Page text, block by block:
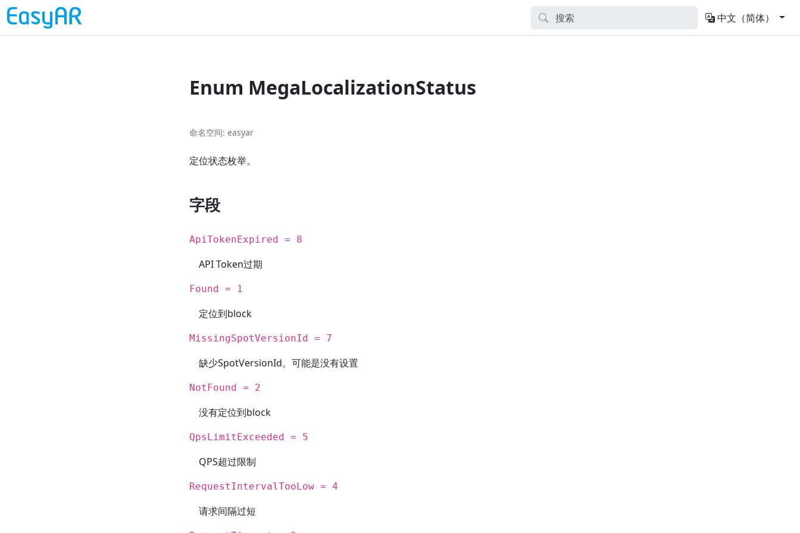
中文（简体）
Enum MegaLocalizationStatus
命名空间 easyar
定位状态枚举。
字段
ApiTokenExpired = 8
API Token过期
Found = 1
定位到block
MissingSpotVersionId = 7
缺少SpotVersionId。可能是没有设置
NotFound = 2
没有定位到block
QpsLimitExceeded = 5
QPS超过限制
RequestIntervalTooLow = 4
请求间隔过短